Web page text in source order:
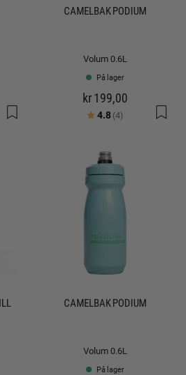
CAMELBAK PODIUM
Volum 0.6L
På lager
kr 199,00
Karakter:
4.8(4) av 5 mulige
CAMELBAK PODIUM
Volum 0.6L
På lager